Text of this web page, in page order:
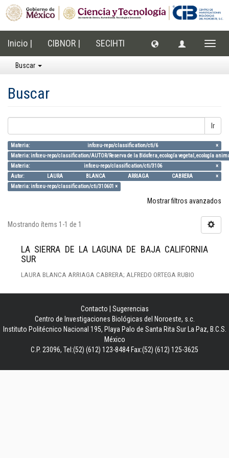
Inicio | CIBNOR | SECIHTI
Buscar
Buscar
Ir
Materia: info:eu-repo/classification/cti/6 ×
Materia: info:eu-repo/classification/AUTOR/Reserva de la Biósfera, ecología vegetal, ecología
Materia: info:eu-repo/classification/cti/3106 ×
Autor: LAURA BLANCA ARRIAGA CABRERA ×
Materia: info:eu-repo/classification/cti/310601 ×
Mostrar filtros avanzados
Mostrando ítems 1-1 de 1
LA SIERRA DE LA LAGUNA DE BAJA CALIFORNIA
SUR
LAURA BLANCA ARRIAGA CABRERA; ALFREDO ORTEGA RUBIO
Contacto
Sugerencias
Centro de Investigaciones Biológicas del Noroeste, s.c.
Instituto Politécnico Nacional 195, Playa Palo de Santa Rita Sur La Paz, B.C.S.
México
C.P. 23096, Tel:(52) (612) 123-8484 Fax:(52) (612) 125-3625